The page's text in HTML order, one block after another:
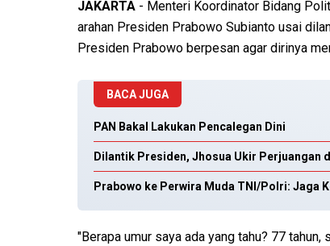
JAKARTA - Menteri Koordinator Bidang
arahan Presiden Prabowo Subianto usai
Presiden Prabowo berpesan agar dirinya
BACA JUGA
PAN Bakal Lakukan Pencalegan Dini
Dilantik Presiden, Jhosua Ukir Perjuangan
Prabowo ke Perwira Muda TNI/Polri: Jaga
"Berapa umur saya ada yang tahu? 77